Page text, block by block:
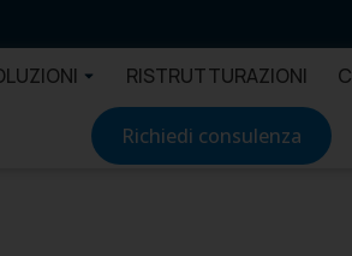
RISTRUTTURAZIONI
Richiedi consulenza